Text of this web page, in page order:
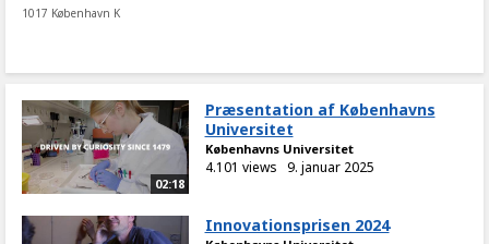
1017 København K
02:18
Præsentation af Københavns
Universitet
Københavns Universitet
4.101 views 9. januar 2025
Innovationsprisen 2024